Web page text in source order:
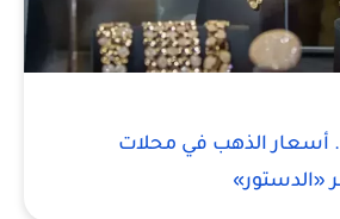
أسعار الذهب في محلات
«الدستور»